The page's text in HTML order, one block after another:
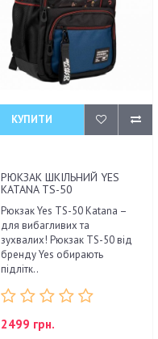
КУПИТИ
РЮКЗАК ШКІЛЬНИЙ YES
KATANA TS-50
Рюкзак Yes TS-50 Katana –
для вибагливих та
зухвалих! Рюкзак TS-50 від
бренду Yes обирають
підлітк..
2499 грн.